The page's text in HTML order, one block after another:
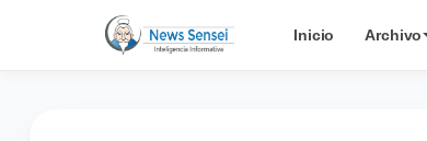
Inicio Archivo